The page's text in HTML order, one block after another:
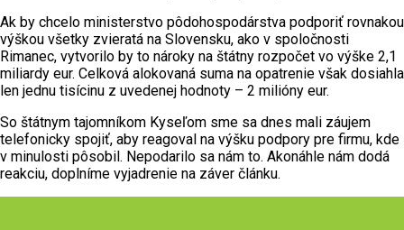
Ak by chcelo ministerstvo pôdohospodárstva podporiť rovnakou
výškou všetky zvieratá na Slovensku, ako v spoločnosti
Rimanec, vytvorilo by to nároky na štátny rozpočet vo výške 2,1
miliardy eur. Celková alokovaná suma na opatrenie však dosiahla
len jednu tisícinu z uvedenej hodnoty – 2 milióny eur.
So štátnym tajomníkom Kyseľom sme sa dnes mali záujem
telefonicky spojiť, aby reagoval na výšku podpory pre firmu, kde
v minulosti pôsobil. Nepodarilo sa nám to. Akonáhle nám dodá
reakciu, doplníme vyjadrenie na záver článku.